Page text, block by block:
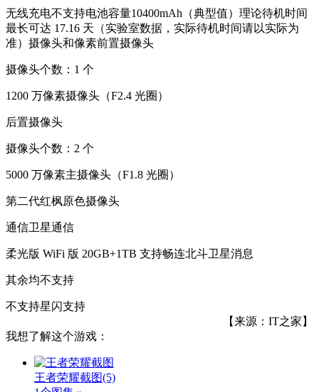
无线充电不支持电池容量10400mAh（典型值）理论待机时间
最长可达 17.16 天（实验室数据，实际待机时间请以实际为
准）摄像头和像素前置摄像头
摄像头个数：1 个
1200 万像素摄像头（F2.4 光圈）
后置摄像头
摄像头个数：2 个
5000 万像素主摄像头（F1.8 光圈）
第二代红枫原色摄像头
通信卫星通信
柔光版 WiFi 版 20GB+1TB 支持畅连北斗卫星消息
其余均不支持
不支持星闪支持
【来源：IT之家】
我想了解这个游戏：
王者荣耀截图(5)